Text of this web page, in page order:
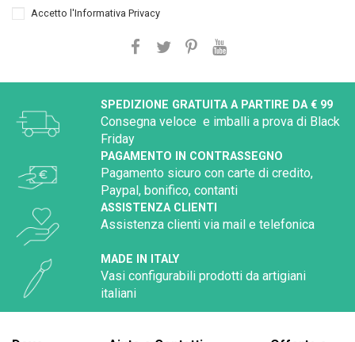
Accetto l'Informativa Privacy
SPEDIZIONE GRATUITA A PARTIRE DA € 99
Consegna veloce e imballi a prova di Black
Friday
PAGAMENTO IN CONTRASSEGNO
Pagamento sicuro con carte di credito,
Paypal, bonifico, contanti
ASSISTENZA CLIENTI
Assistenza clienti via mail e telefonica
MADE IN ITALY
Vasi configurabili prodotti da artigiani
italiani